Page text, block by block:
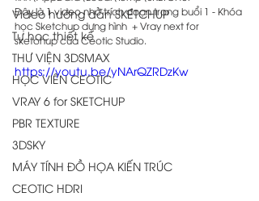
Video hướng dẫn SKETCHUP
Tự học thiết kế
THƯ VIỆN 3DSMAX
HỌC VIÊN CEOTIC
VRAY 6 for SKETCHUP
PBR TEXTURE
3DSKY
MÁY TÍNH ĐỒ HỌA KIẾN TRÚC
CEOTIC HDRI
Đây là 1 video nhỏ trích đoạn trong buổi 1 - Khóa
học Sketchup dựng hình  + Vray next for
sketchup của Ceotic Studio.
https://youtu.be/yNArQZRDzKw